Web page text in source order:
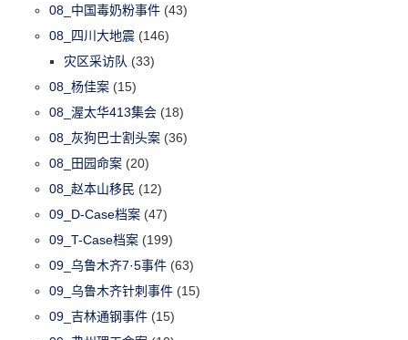
08_中国毒奶粉事件 (43)
08_四川大地震 (146)
灾区采访队 (33)
08_杨佳案 (15)
08_渥太华413集会 (18)
08_灰狗巴士割头案 (36)
08_田园命案 (20)
08_赵本山移民 (12)
09_D-Case档案 (47)
09_T-Case档案 (199)
09_乌鲁木齐7·5事件 (63)
09_乌鲁木齐针刺事件 (15)
09_吉林通钢事件 (15)